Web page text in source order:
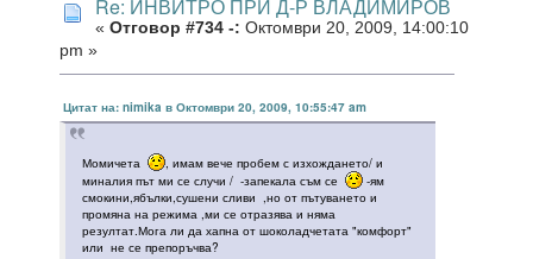
Re: ИНВИТРО ПРИ Д-Р ВЛАДИМИРОВ
« Отговор #734 -: Октомври 20, 2009, 14:00:10
pm »
Цитат на: nimika в Октомври 20, 2009, 10:55:47 am
Момичета
, имам вече пробем с изхождането/ и
миналия път ми се случи / -запекала съм се
-ям
смокини,ябълки,сушени сливи ,но от пътуването и
промяна на режима ,ми се отразява и няма
резултат.Мога ли да хапна от шоколадчетата "комфорт"
или не се препоръчва?